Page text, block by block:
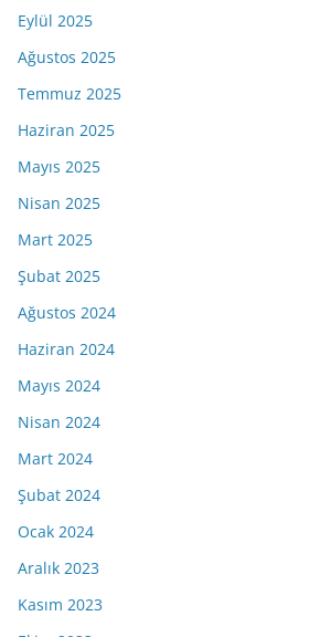
Eylül 2025
Ağustos 2025
Temmuz 2025
Haziran 2025
Mayıs 2025
Nisan 2025
Mart 2025
Şubat 2025
Ağustos 2024
Haziran 2024
Mayıs 2024
Nisan 2024
Mart 2024
Şubat 2024
Ocak 2024
Aralık 2023
Kasım 2023